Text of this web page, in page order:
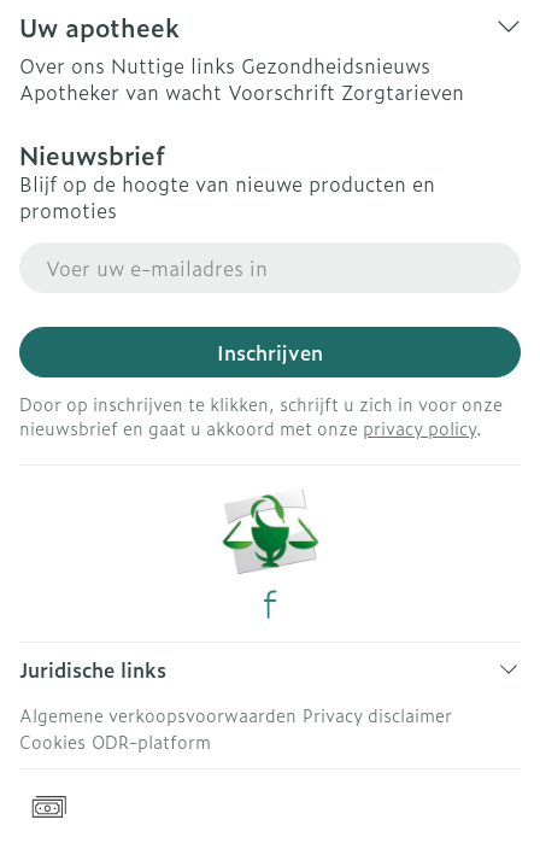
Uw apotheek
Over ons Nuttige links Gezondheidsnieuws
Apotheker van wacht Voorschrift Zorgtarieven
Nieuwsbrief
Blijf op de hoogte van nieuwe producten en
promoties
Inschrijven
Door op inschrijven te klikken, schrijft u zich in voor onze
nieuwsbrief en gaat u akkoord met onze privacy policy.
Juridische links
Algemene verkoopsvoorwaarden Privacy disclaimer
Cookies ODR-platform